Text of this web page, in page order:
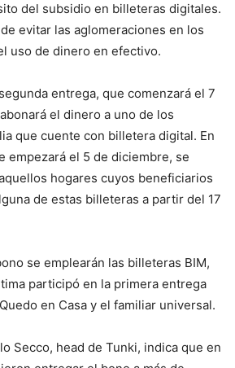
del subsidio en billeteras digitales.
evitar las aglomeraciones en los
uso de dinero en efectivo.
entrega, que comenzará el 7
el dinero a uno de los
que cuente con billetera digital. En
empezará el 5 de diciembre, se
hogares cuyos beneficiarios
de estas billeteras a partir del 17
se emplearán las billeteras BIM,
participó en la primera entrega
en Casa y el familiar universal.
Secco, head de Tunki, indica que en